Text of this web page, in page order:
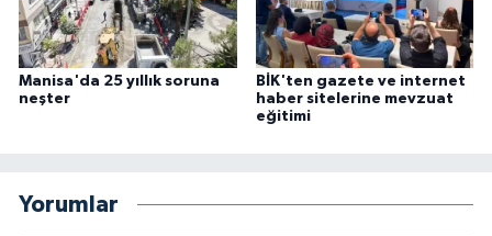
Manisa'da 25 yıllık soruna
neşter
BİK'ten gazete ve internet
haber sitelerine mevzuat
eğitimi
Yorumlar